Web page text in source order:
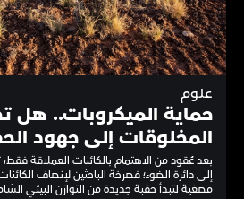
علوم
حماية الميكروبات.. هل
المخلوقات إلى جهود
بعد عُقود من الاهتمام بالكائنات العملاقة فقط،
إلى دائرة الضوء؛ فصرخة الباحثين لإنصاف الكائنات
مصغية لتبدأ حقبة جديدة من التوازن البيئي